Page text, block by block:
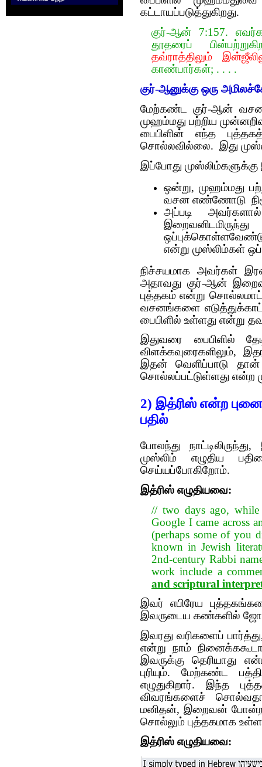
கட்டாயப்படுத்துகிறது.
குர்-ஆன் 7:157.
தூதரைப்
தவ்ராத்திலும்
காண்பார்கள்; . . . .
குர்-ஆனுக்கு ஒரு
மேற்கண்ட குர்-ஆன்
முஹம்மது பற்றிய
பைபிளின் எந்த
சொல்லவில்லை. இது
இப்போது
ஒன்று, முஹம்மது
வசன எண்ணோடு
அப்படி அவர்களால்
என்று முஸ்லிம்கள்
நிச்சயமாக அவர்கள்
அதாவது குர்-ஆன்
புத்தகம் என்று
வசனங்களை
பைபிளில் உள்ளது என்று
இதுவரை பைபிளில்
விளக்கவுரைகளிலும்,
இதன் வெளிப்பாடு
சொல்லப்பட்டுள்ளது என்ற
2) இத்ரிஸ் என்ற
பதில்
போலந்து
முஸ்லிம் எழுதிய
செய்யப்போகிறோம்.
இத்ரிஸ் எழுதியவை:
// two days ago,
Google I came across
(perhaps some of you
known in Jewish
2nd-century Rabbi
work include a
and scriptural
இவர் எபிரேய
இவருடைய கண்களில்
இவரது வரிகளைப்
என்று நாம்
இவருக்கு தெரியாது
புரியும். மேற்கண்ட
எழுதுகிறார். இந்த
விவரங்களைச்
மனிதன், இறைவன்
சொல்லும் புத்தகமாக
இத்ரிஸ் எழுதியவை: